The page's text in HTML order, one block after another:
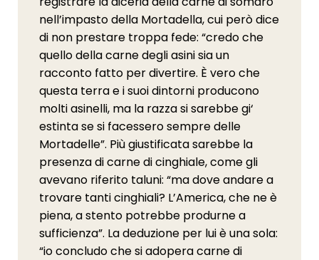
nell’impasto della Mortadella, cui però dice
di non prestare troppa fede: “credo che
quello della carne degli asini sia un
racconto fatto per divertire. È vero che
questa terra e i suoi dintorni producono
molti asinelli, ma la razza si sarebbe gi‘
estinta se si facessero sempre delle
Mortadelle”. Più giustificata sarebbe la
presenza di carne di cinghiale, come gli
avevano riferito taluni: “ma dove andare a
trovare tanti cinghiali? L’America, che ne è
piena, a stento potrebbe produrne a
sufficienza”. La deduzione per lui è una sola:
“io concludo che si adopera carne di